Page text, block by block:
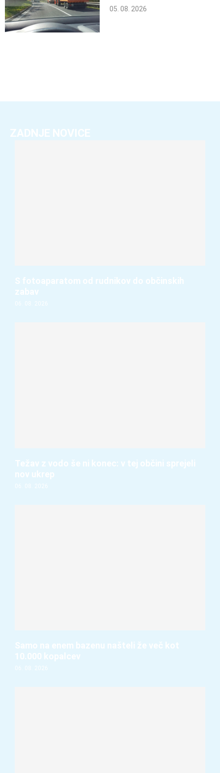
05. 08. 2026
ZADNJE NOVICE
S fotoaparatom od rudnikov do občinskih
zabav
06. 08. 2026
Težav z vodo še ni konec: v tej občini sprejeli
nov ukrep
06. 08. 2026
Samo na enem bazenu našteli že več kot
10.000 kopalcev
06. 08. 2026